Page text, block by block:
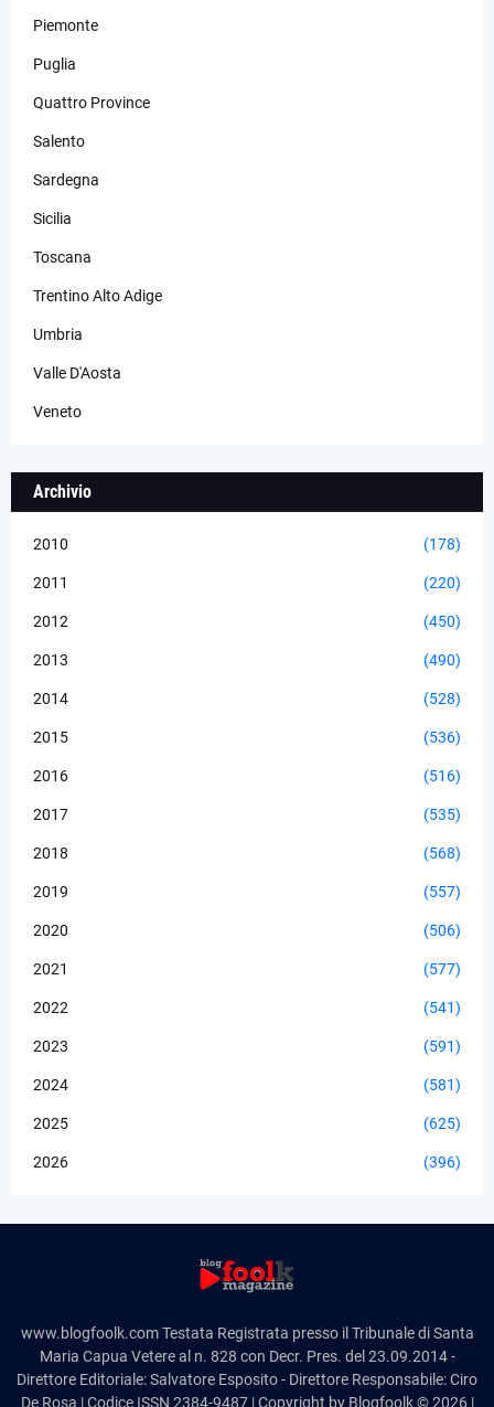
Piemonte
Puglia
Quattro Province
Salento
Sardegna
Sicilia
Toscana
Trentino Alto Adige
Umbria
Valle D'Aosta
Veneto
Archivio
2010 (178)
2011 (220)
2012 (450)
2013 (490)
2014 (528)
2015 (536)
2016 (516)
2017 (535)
2018 (568)
2019 (557)
2020 (506)
2021 (577)
2022 (541)
2023 (591)
2024 (581)
2025 (625)
2026 (396)
www.blogfoolk.com Testata Registrata presso il Tribunale di Santa
Maria Capua Vetere al n. 828 con Decr. Pres. del 23.09.2014 -
Direttore Editoriale: Salvatore Esposito - Direttore Responsabile: Ciro
De Rosa | Codice ISSN 2384-9487 | Copyright by Blogfoolk © 2026 |